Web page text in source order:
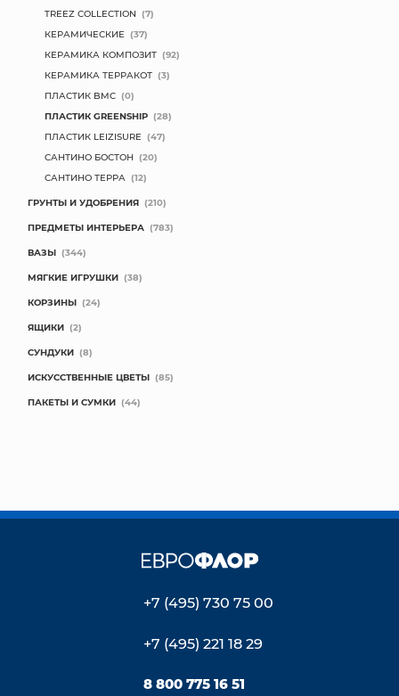
TREEZ COLLECTION (7)
КЕРАМИЧЕСКИЕ (37)
КЕРАМИКА КОМПОЗИТ (92)
КЕРАМИКА ТЕРРАКОТ (3)
ПЛАСТИК BMC (0)
ПЛАСТИК GREENSHIP (28)
ПЛАСТИК LEIZISURE (47)
САНТИНО БОСТОН (20)
САНТИНО ТЕРРА (12)
ГРУНТЫ И УДОБРЕНИЯ (210)
ПРЕДМЕТЫ ИНТЕРЬЕРА (783)
ВАЗЫ (344)
МЯГКИЕ ИГРУШКИ (38)
КОРЗИНЫ (24)
ЯЩИКИ (2)
СУНДУКИ (8)
ИСКУССТВЕННЫЕ ЦВЕТЫ (85)
ПАКЕТЫ И СУМКИ (44)
+7 (495) 730 75 00
+7 (495) 221 18 29
8 800 775 16 51